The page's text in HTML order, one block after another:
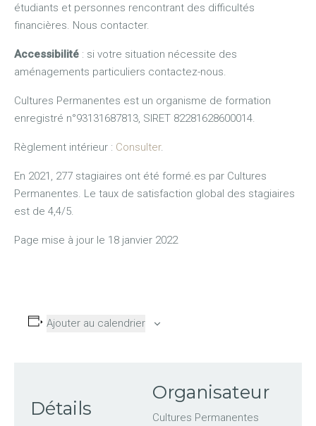
étudiants et personnes rencontrant des difficultés
financières. Nous contacter.
Accessibilité : si votre situation nécessite des
aménagements particuliers contactez-nous.
Cultures Permanentes est un organisme de formation
enregistré n°93131687813, SIRET 82281628600014.
Règlement intérieur : Consulter.
En 2021, 277 stagiaires ont été formé.es par Cultures
Permanentes. Le taux de satisfaction global des stagiaires
est de 4,4/5.
Page mise à jour le 18 janvier 2022
Ajouter au calendrier
Détails
Organisateur
Cultures Permanentes